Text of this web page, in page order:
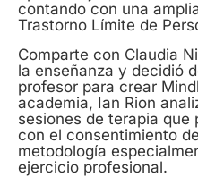
contando con una
Trastorno Límite de
Comparte con Claudia
la enseñanza y decidió
profesor para crear
academia, Ian Rion
sesiones de terapia que
con el consentimiento
metodología
ejercicio profesional.